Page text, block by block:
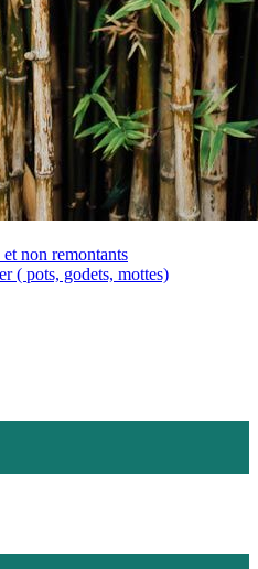
non remontants
( pots, godets, mottes)